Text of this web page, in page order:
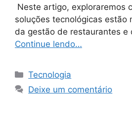
Neste artigo, exploraremos
soluções tecnológicas estão
da gestão de restaurantes e
Continue lendo…
Categorias
Tecnologia
Deixe um comentário